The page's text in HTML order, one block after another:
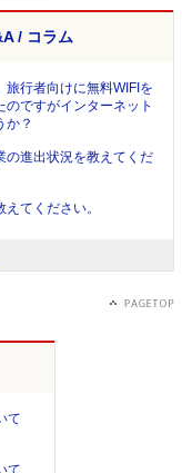
/ コラム
旅行者向けに無料WIFIを
のですがインターネット
か？
の進出状況を教えてくだ
てください。
て
て